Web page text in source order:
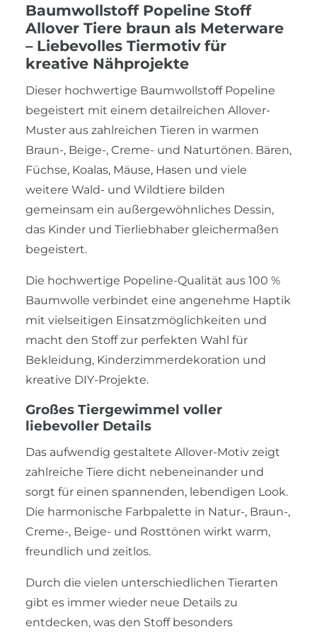
Baumwollstoff Popeline Stoff
Allover Tiere braun als Meterware
– Liebevolles Tiermotiv für
kreative Nähprojekte
Dieser hochwertige Baumwollstoff Popeline
begeistert mit einem detailreichen Allover-
Muster aus zahlreichen Tieren in warmen
Braun-, Beige-, Creme- und Naturtönen. Bären,
Füchse, Koalas, Mäuse, Hasen und viele
weitere Wald- und Wildtiere bilden
gemeinsam ein außergewöhnliches Dessin,
das Kinder und Tierliebhaber gleichermaßen
begeistert.
Die hochwertige Popeline-Qualität aus 100 %
Baumwolle verbindet eine angenehme Haptik
mit vielseitigen Einsatzmöglichkeiten und
macht den Stoff zur perfekten Wahl für
Bekleidung, Kinderzimmerdekoration und
kreative DIY-Projekte.
Großes Tiergewimmel voller
liebevoller Details
Das aufwendig gestaltete Allover-Motiv zeigt
zahlreiche Tiere dicht nebeneinander und
sorgt für einen spannenden, lebendigen Look.
Die harmonische Farbpalette in Natur-, Braun-,
Creme-, Beige- und Rosttönen wirkt warm,
freundlich und zeitlos.
Durch die vielen unterschiedlichen Tierarten
gibt es immer wieder neue Details zu
entdecken, was den Stoff besonders